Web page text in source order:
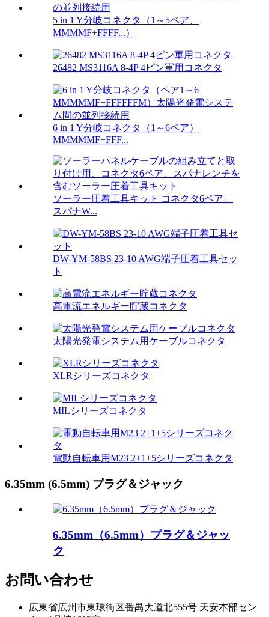
5 in 1 Y分岐コネクタ（1～5ペア、
MMMMF+FFFF...）
26482 MS3116A 8-4P 4ピン軍用コネクタ
6 in 1 Y分岐コネクタ（1～6ペア）
MMMMMF+FFF...
ソーラー圧着工具キット コネクタ6ペア、
スパナW...
DW-YM-58BS 23-10 AWG端子圧着工具セッ
ト
高電流エネルギー貯蔵コネクタ
太陽光発電システム用ケーブルコネクタ
XLRシリーズコネクタ
MILシリーズコネクタ
電動自転車用M23 2+1+5シリーズコネクタ
6.35mm (6.5mm) プラグ＆ジャック
6.35mm（6.5mm）プラグ＆ジャッ
ク
お問い合わせ
広東省広州市東環街区番禺大道北555号 天安本部セン